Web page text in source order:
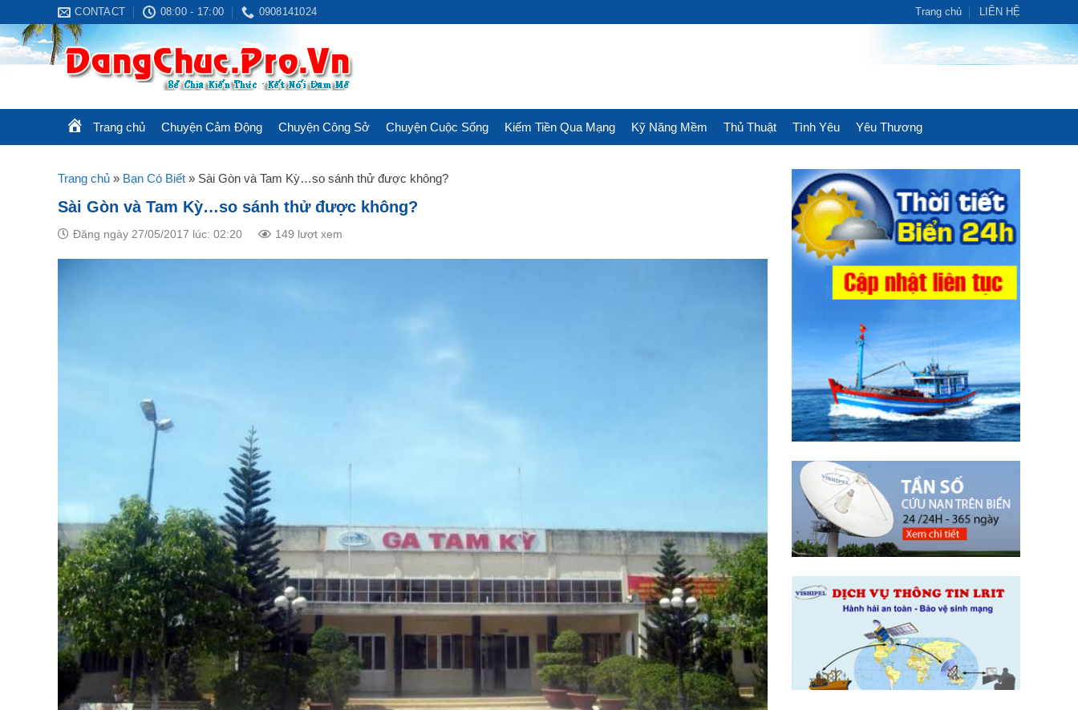
to
content
CONTACT 08:00 - 17:00 0908141024 Trang chủ LIÊN HỆ
Trang chủ Chuyện Cảm Động Chuyện Công Sở Chuyện Cuộc Sống Kiếm Tiền Qua Mạng Kỹ Năng Mềm Thủ Thuật Tình Yêu Yêu Thương
Trang chủ » Bạn Có Biết » Sài Gòn và Tam Kỳ…so sánh thử được không?
Sài Gòn và Tam Kỳ…so sánh thử được không?
Đăng ngày 27/05/2017 lúc: 02:20 149 lượt xem